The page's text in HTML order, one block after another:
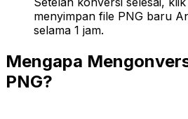
menyimpan file PNG baru
selama 1 jam.
Mengapa
PNG?